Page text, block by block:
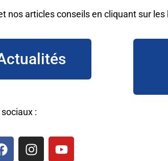
articles conseils en cliquant sur
: